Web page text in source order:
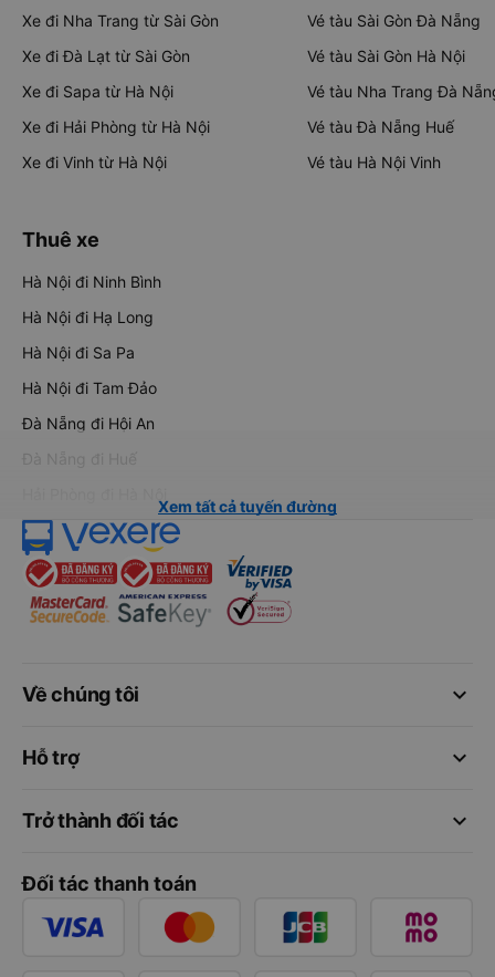
Xe đi Nha Trang từ Sài Gòn
Xe đi Đà Lạt từ Sài Gòn
Xe đi Sapa từ Hà Nội
Xe đi Hải Phòng từ Hà Nội
Xe đi Vinh từ Hà Nội
Vé tàu Sài Gòn Đà Nẵng
Vé tàu Sài Gòn Hà Nội
Vé tàu Nha Trang Đà
Vé tàu Đà Nẵng Huế
Vé tàu Hà Nội Vinh
Thuê xe
Hà Nội đi Ninh Bình
Hà Nội đi Hạ Long
Hà Nội đi Sa Pa
Hà Nội đi Tam Đảo
Đà Nẵng đi Hội An
Đà Nẵng đi Huế
Xem tất cả tuyến đường
keyboard_arrow_down
Về chúng tôi
keyboard_arrow_down
Hỗ trợ
keyboard_arrow_down
Trở thành đối tác
Đối tác thanh toán